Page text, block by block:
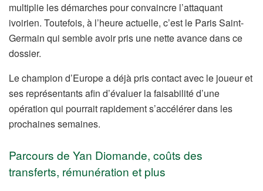
multiplie les démarches pour convaincre l’attaquant
ivoirien. Toutefois, à l’heure actuelle, c’est le Paris Saint-
Germain qui semble avoir pris une nette avance dans ce
dossier.
Le champion d’Europe a déjà pris contact avec le joueur et
ses représentants afin d’évaluer la faisabilité d’une
opération qui pourrait rapidement s’accélérer dans les
prochaines semaines.
Parcours de Yan Diomande, coûts des
transferts, rémunération et plus